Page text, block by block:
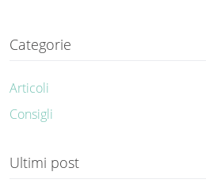
Categorie
Articoli
Consigli
Ultimi post